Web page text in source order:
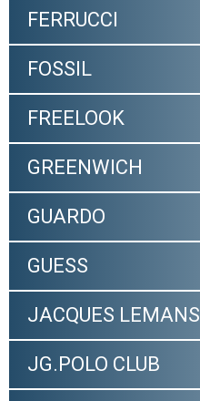
FERRUCCI
FOSSIL
FREELOOK
GREENWICH
GUARDO
GUESS
JACQUES LEMANS
JG.POLO CLUB